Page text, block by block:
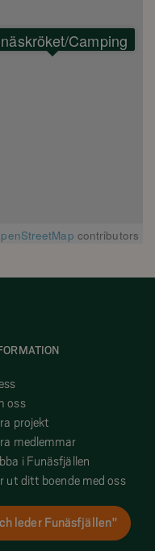
Camping
contributors
oss
projekt
medlemmar
i Funäsfjällen
ut ditt boende med oss
leder Funäsfjällen"